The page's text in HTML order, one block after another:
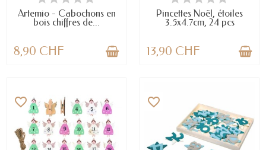
Artemio - Cabochons en
bois chiffres de...
8,90 CHF
Pincettes Noël, étoiles
3.5x4.7cm, 24 pcs
13,90 CHF
favorite_border favorite_border